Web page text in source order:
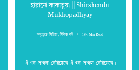
হারানো কাকাতুয়া || Shirshendu
Mukhopadhyay
অদ্ভুতুড়ে সিরিজ, সিরিজ বই 183 Min Read
ঐ গবা পাগলা বেরিয়েছে ঐ গবা পাগলা বেরিয়েছে।